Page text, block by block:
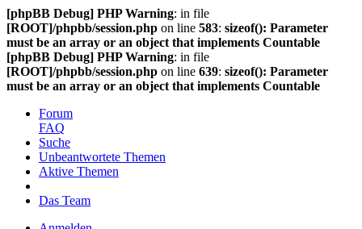
[phpBB Debug] PHP Warning: in file
[ROOT]/phpbb/session.php on line 583: sizeof(): Parameter
must be an array or an object that implements Countable
[phpBB Debug] PHP Warning: in file
[ROOT]/phpbb/session.php on line 639: sizeof(): Parameter
must be an array or an object that implements Countable
Forum
FAQ
Suche
Unbeantwortete Themen
Aktive Themen
Das Team